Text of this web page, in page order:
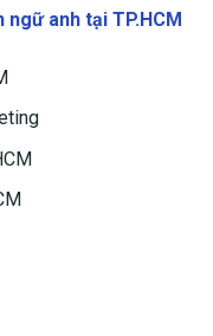
anh tại TP.HCM